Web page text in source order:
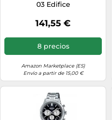
03 Edifice
141,55 €
8 precios
Amazon Marketplace (ES)
Envío a partir de 15,00 €